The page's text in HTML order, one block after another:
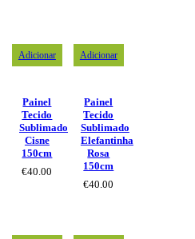
Adicionar
Painel
Tecido
Sublimado
Cisne
150cm
€40.00
Adicionar
Painel
Tecido
Sublimado
Elefantinha
Rosa
150cm
€40.00